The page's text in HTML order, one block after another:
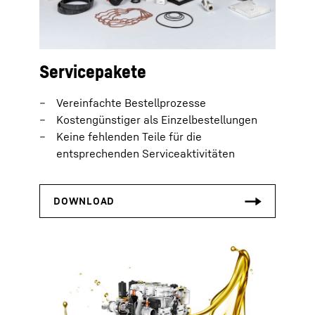
Servicepakete
Vereinfachte Bestellprozesse
Kostengünstiger als Einzelbestellungen
Keine fehlenden Teile für die
entsprechenden Serviceaktivitäten